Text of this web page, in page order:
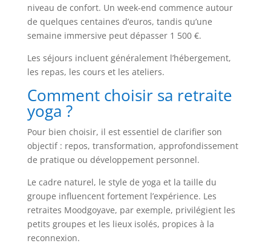
niveau de confort. Un week-end commence autour
de quelques centaines d’euros, tandis qu’une
semaine immersive peut dépasser 1 500 €.
Les séjours incluent généralement l’hébergement,
les repas, les cours et les ateliers.
Comment choisir sa retraite
yoga ?
Pour bien choisir, il est essentiel de clarifier son
objectif : repos, transformation, approfondissement
de pratique ou développement personnel.
Le cadre naturel, le style de yoga et la taille du
groupe influencent fortement l’expérience. Les
retraites Moodgoyave, par exemple, privilégient les
petits groupes et les lieux isolés, propices à la
reconnexion.